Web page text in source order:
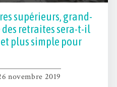
supérieurs, grand-
des retraites sera-t-il
plus simple pour
novembre 2019